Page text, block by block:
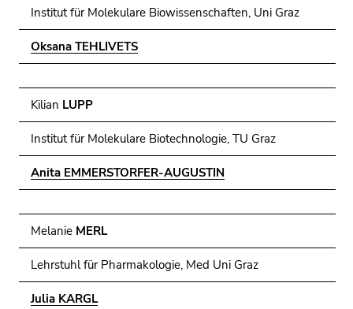
Institut für Molekulare Biowissenschaften, Uni Graz
Oksana TEHLIVETS
Kilian LUPP
Institut für Molekulare Biotechnologie, TU Graz
Anita EMMERSTORFER-AUGUSTIN
Melanie MERL
Lehrstuhl für Pharmakologie, Med Uni Graz
Julia KARGL